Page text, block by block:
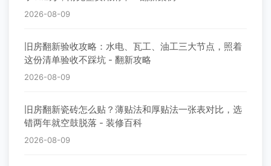
2026-08-09
旧房翻新验收攻略：水电、瓦工、油工三大节点，照着
这份清单验收不踩坑 - 翻新攻略
2026-08-09
旧房翻新瓷砖怎么贴？薄贴法和厚贴法一张表对比，选
错两年就空鼓脱落 - 装修百科
2026-08-09